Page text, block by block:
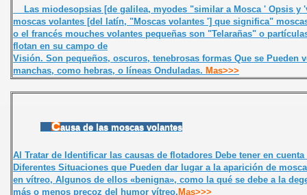
Las miodesopsias [de galilea, myodes "similar a Mosca ' Opsis y
moscas volantes [del latín, "Moscas volantes '] que significa"
o el francés mouches volantes pequeñas son "Telarañas" o
flotan en su campo de
Visión. Son pequeños, oscuros, tenebrosas formas Que se Pueden
manchas, como hebras, o líneas Onduladas. Mas>>>
Causa de las moscas volantes
Al Tratar de Identificar las causas de flotadores Debe tener en cuenta
Diferentes Situaciones que Pueden dar lugar a la aparición de
en vítreo, Algunos de ellos «benigna», como la qué se debe a la
más o menos precoz del humor vítreo, Mas>>>